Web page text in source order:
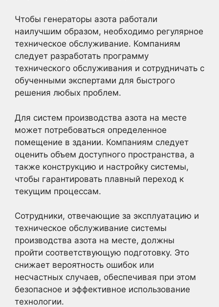
Чтобы генераторы азота работали
наилучшим образом, необходимо регулярное
техническое обслуживание. Компаниям
следует разработать программу
технического обслуживания и сотрудничать с
обученными экспертами для быстрого
решения любых проблем.
Для систем производства азота на месте
может потребоваться определенное
помещение в здании. Компаниям следует
оценить объем доступного пространства, а
также конструкцию и настройку системы,
чтобы гарантировать плавный переход к
текущим процессам.
Сотрудники, отвечающие за эксплуатацию и
техническое обслуживание системы
производства азота на месте, должны
пройти соответствующую подготовку. Это
снижает вероятность ошибок или
несчастных случаев, обеспечивая при этом
безопасное и эффективное использование
технологии.